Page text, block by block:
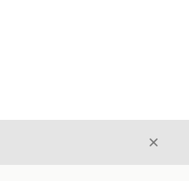
Fechar